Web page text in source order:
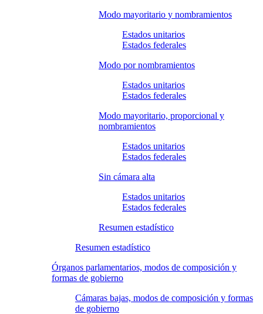
Modo mayoritario y nombramientos
Estados unitarios
Estados federales
Modo por nombramientos
Estados unitarios
Estados federales
Modo mayoritario, proporcional y
nombramientos
Estados unitarios
Estados federales
Sin cámara alta
Estados unitarios
Estados federales
Resumen estadístico
Resumen estadístico
Órganos parlamentarios, modos de composición y
formas de gobierno
Cámaras bajas, modos de composición y formas
de gobierno